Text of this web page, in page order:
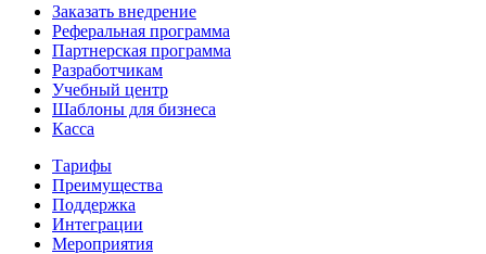
Заказать внедрение
Реферальная программа
Партнерская программа
Разработчикам
Учебный центр
Шаблоны для бизнеса
Касса
Тарифы
Преимущества
Поддержка
Интеграции
Мероприятия